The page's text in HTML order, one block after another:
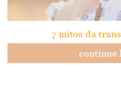
7 mitos da
continue